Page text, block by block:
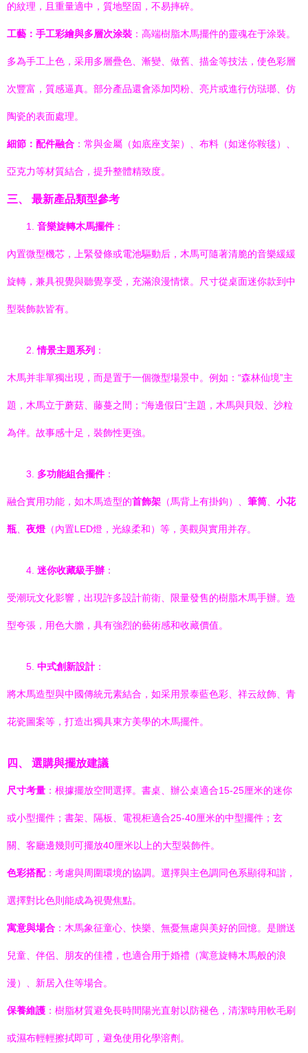
的紋理，且重量適中，質地堅固，不易摔碎。
工藝：手工彩繪與多層次涂裝 ：高端樹脂木馬擺件的靈魂在于涂裝。
多為手工上色，采用多層疊色、漸變、做舊、描金等技法，使色彩層
次豐富，質感逼真。部分產品還會添加閃粉、亮片或進行仿琺瑯、仿
陶瓷的表面處理。
細節：配件融合 ：常與金屬（如底座支架）、布料（如迷你鞍毯）、
亞克力等材質結合，提升整體精致度。
三、 最新產品類型參考
1. 音樂旋轉木馬擺件：
內置微型機芯，上緊發條或電池驅動后，木馬可隨著清脆的音樂緩緩
旋轉，兼具視覺與聽覺享受，充滿浪漫情懷。尺寸從桌面迷你款到中
型裝飾款皆有。
2.情景主題系列 ：
木馬并非單獨出現，而是置于一個微型場景中。例如：“森林仙境”主
題，木馬立于蘑菇、藤蔓之間；“海邊假日”主題，木馬與貝殼、沙粒
為伴。故事感十足，裝飾性更強。
3. 多功能組合擺件：
融合實用功能，如木馬造型的首飾架 （馬背上有掛鉤）、 筆筒 小花
瓶 夜燈（內置LED燈，光線柔和）等，美觀與實用并存。
4. 迷你收藏級手辦 ：
受潮玩文化影響，出現許多設計前衛、限量發售的樹脂木馬手辦。造
型夸張，用色大膽，具有強烈的藝術感和收藏價值。
5. 中式創新設計：
將木馬造型與中國傳統元素結合，如采用景泰藍色彩、祥云紋飾、青
花瓷圖案等，打造出獨具東方美學的木馬擺件。
四、 選購與擺放建議
尺寸考量 ：根據擺放空間選擇。書桌、辦公桌適合15-25厘米的迷你
或小型擺件；書架、隔板、電視柜適合25-40厘米的中型擺件；玄
關、客廳邊幾則可擺放40厘米以上的大型裝飾件。
色彩搭配：考慮與周圍環境的協調。選擇與主色調同色系顯得和諧，
選擇對比色則能成為視覺焦點。
寓意與場合 ：木馬象征童心、快樂、無憂無慮與美好的回憶。是贈送
兒童、伴侶、朋友的佳禮，也適合用于婚禮（寓意旋轉木馬般的浪
漫）、新居入住等場合。
保養維護 ：樹脂材質避免長時間陽光直射以防褪色，清潔時用軟毛刷
或濕布輕輕擦拭即可，避免使用化學溶劑。